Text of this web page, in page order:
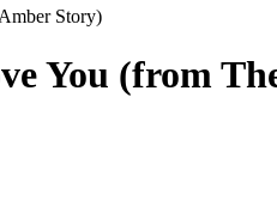
Story)
You (from